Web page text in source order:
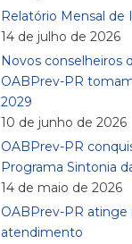
Relatório Mensal
14 de julho de 2026
Novos conselheiros
OABPrev-PR
2029
10 de junho de 2026
OABPrev-PR
Programa Sintonia
14 de maio de 2026
OABPrev-PR atinge
atendimento